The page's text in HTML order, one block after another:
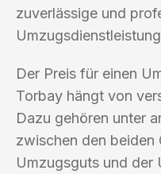
zuverlässige und
Der Preis für einen
Torbay hängt von
Dazu gehören unter
zwischen den beiden
Umzugsguts und der